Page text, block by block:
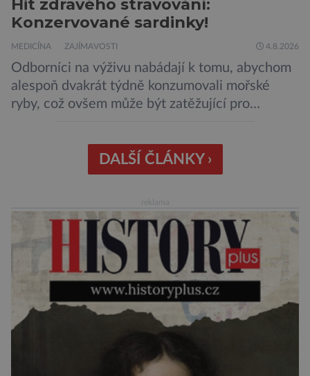
Hit zdravého stravování:
Konzervované sardinky!
MEDICÍNA ZAJÍMAVOSTI 4.8.2026
Odborníci na výživu nabádají k tomu, abychom
alespoň dvakrát týdně konzumovali mořské
ryby, což ovšem může být zatěžující pro
sardinky, které si může dovolit opravdu každý
„Místo toho, aby poskytovaly izolované
potravinou,“ říká nutriční specialista Colin
Robertson a zdůrazňuje […]
DALŠÍ ČLÁNKY ›